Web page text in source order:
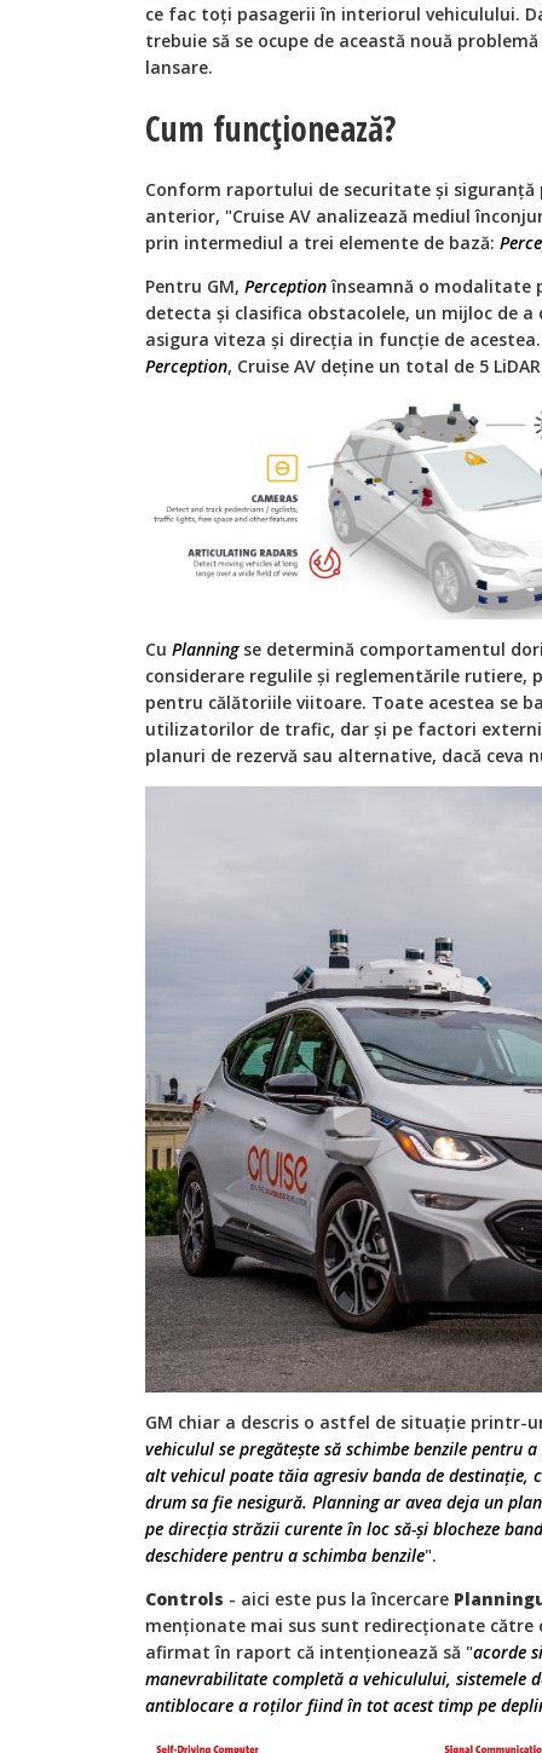
ce fac toți pasagerii în interiorul vehiculului.
trebuie să se ocupe de această nouă
lansare.
Cum funcționează?
Conform raportului de securitate și
anterior, "Cruise AV analizează mediul
prin intermediul a trei elemente de bază:
Pentru GM, Perceptionînseamnă o modalitate
detecta și clasifica obstacolele, un mijloc de
asigura viteza și direcția in funcție de
Perception, Cruise AV deține un total de 5
Cu Planningse determină comportamentul
considerare regulile și reglementările rutiere,
pentru călătoriile viitoare. Toate acestea se
utilizatorilor de trafic, dar și pe factori
planuri de rezervă sau alternative, dacă ceva
GM chiar a descris o astfel de situație printr-
vehiculul se pregătește să schimbe benzile pentru
alt vehicul poate tăia agresiv banda de destinație,
drum sa fie nesigură. Planning ar avea deja un
pe direcția străzii curente în loc să-și blocheze
deschidere pentru a schimba benzile".
Controls - aici este pus la încercare
menționate mai sus sunt redirecționate către
afirmat în raport că intenționează să "acorde
manevrabilitate completă a vehiculului, sistemele
antiblocare a roților fiind în tot acest timp pe